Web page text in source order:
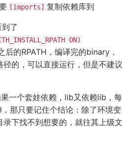
[imports] 复制依赖库到
了
ON)
的RPATH，编译完的binary，
的，可以直接运行，但是不建议
一个套娃依赖，lib又依赖lib，每
那只要记住个结论：除了环境变
下找不到想要的，就往其上级文